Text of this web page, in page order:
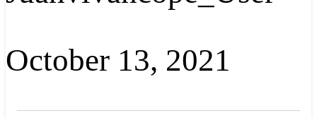
October 13, 2021